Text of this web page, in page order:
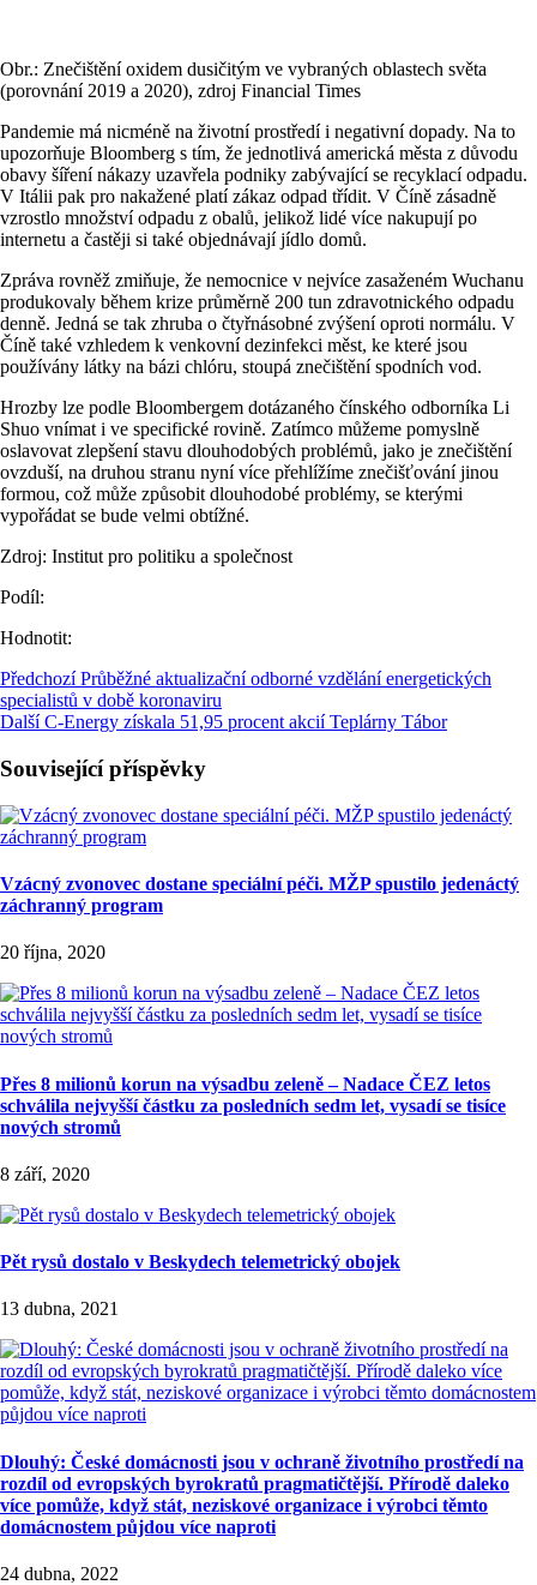
Obr.: Znečištění oxidem dusičitým ve vybraných oblastech světa
(porovnání 2019 a 2020), zdroj Financial Times
Pandemie má nicméně na životní prostředí i negativní dopady. Na to
upozorňuje Bloomberg s tím, že jednotlivá americká města z důvodu
obavy šíření nákazy uzavřela podniky zabývající se recyklací odpadu.
V Itálii pak pro nakažené platí zákaz odpad třídit. V Číně zásadně
vzrostlo množství odpadu z obalů, jelikož lidé více nakupují po
internetu a častěji si také objednávají jídlo domů.
Zpráva rovněž zmiňuje, že nemocnice v nejvíce zasaženém Wuchanu
produkovaly během krize průměrně 200 tun zdravotnického odpadu
denně. Jedná se tak zhruba o čtyřnásobné zvýšení oproti normálu. V
Číně také vzhledem k venkovní dezinfekci měst, ke které jsou
používány látky na bázi chlóru, stoupá znečištění spodních vod.
Hrozby lze podle Bloombergem dotázaného čínského odborníka Li
Shuo vnímat i ve specifické rovině. Zatímco můžeme pomyslně
oslavovat zlepšení stavu dlouhodobých problémů, jako je znečištění
ovzduší, na druhou stranu nyní více přehlížíme znečišťování jinou
formou, což může způsobit dlouhodobé problémy, se kterými
vypořádat se bude velmi obtížné.
Zdroj: Institut pro politiku a společnost
Podíl:
Hodnotit:
Předchozí Průběžné aktualizační odborné vzdělání energetických
specialistů v době koronaviru
Další C-Energy získala 51,95 procent akcií Teplárny Tábor
Související příspěvky
Vzácný zvonovec dostane speciální péči. MŽP spustilo jedenáctý
záchranný program
20 října, 2020
Přes 8 milionů korun na výsadbu zeleně – Nadace ČEZ letos
schválila nejvyšší částku za posledních sedm let, vysadí se tisíce
nových stromů
8 září, 2020
Pět rysů dostalo v Beskydech telemetrický obojek
13 dubna, 2021
Dlouhý: České domácnosti jsou v ochraně životního prostředí na
rozdíl od evropských byrokratů pragmatičtější. Přírodě daleko
více pomůže, když stát, neziskové organizace i výrobci těmto
domácnostem půjdou více naproti
24 dubna, 2022